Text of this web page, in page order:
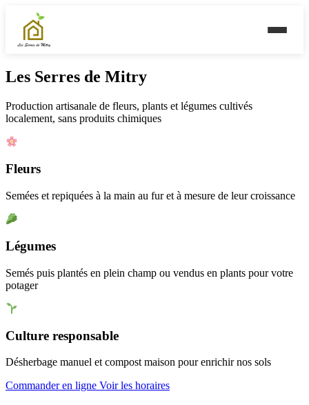
Les Serres de Mitry
Production artisanale de fleurs, plants et légumes cultivés
localement, sans produits chimiques
Fleurs
Semées et repiquées à la main au fur et à mesure de leur croissance
Légumes
Semés puis plantés en plein champ ou vendus en plants pour votre
potager
Culture responsable
Désherbage manuel et compost maison pour enrichir nos sols
Commander en ligne Voir les horaires